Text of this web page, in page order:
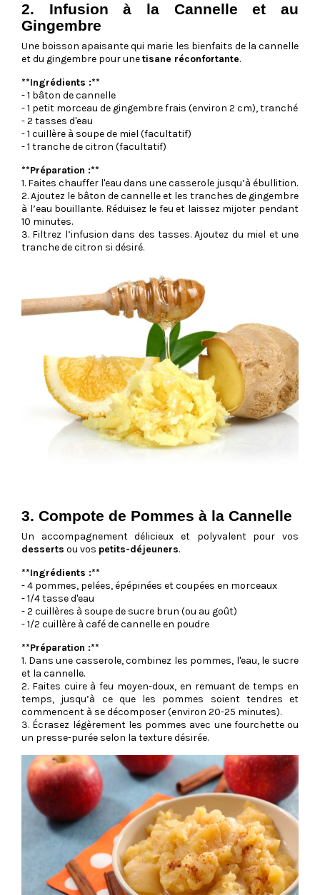
2. Infusion à la Cannelle et au
Gingembre
Une boisson apaisante qui marie les bienfaits de la cannelle
et du gingembre pour unetisane réconfortante.
**Ingrédients :**
- 1 bâton de cannelle
- 1 petit morceau de gingembre frais (environ 2 cm), tranché
- 2 tasses d'eau
- 1 cuillère à soupe de miel (facultatif)
- 1 tranche de citron (facultatif)
**Préparation :**
1. Faites chauffer l'eau dans une casserole jusqu’à ébullition.
2. Ajoutez le bâton de cannelle et les tranches de gingembre
à l’eau bouillante. Réduisez le feu et laissez mijoter pendant
10 minutes.
3. Filtrez l’infusion dans des tasses. Ajoutez du miel et une
tranche de citron si désiré.
3. Compote de Pommes à la Cannelle
Un accompagnement délicieux et polyvalent pour vos
desserts ou vos petits-déjeuners.
**Ingrédients :**
- 4 pommes, pelées, épépinées et coupées en morceaux
- 1/4 tasse d'eau
- 2 cuillères à soupe de sucre brun (ou au goût)
- 1/2 cuillère à café de cannelle en poudre
**Préparation :**
1. Dans une casserole, combinez les pommes, l'eau, le sucre
et la cannelle.
2. Faites cuire à feu moyen-doux, en remuant de temps en
temps, jusqu’à ce que les pommes soient tendres et
commencent à se décomposer (environ 20-25 minutes).
3. Écrasez légèrement les pommes avec une fourchette ou
un presse-purée selon la texture désirée.